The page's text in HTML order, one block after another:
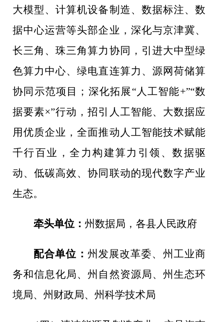
大模型、计算机设备制造、数据标注、数
据中心运营等头部企业，深化与京津冀、
长三角、珠三角算力协同，引进大中型绿
色算力中心、绿电直连算力、源网荷储算
协同示范项目； 深化拓展“人工智能+”“数
据要素×”行动，招引人工智能、大数据应
用优质企业，全面推动人工智能技术赋能
千行百业，全力构建算力引领、数据驱
动、低碳高效、协同联动的现代数字产业
生态。
牵头单位：州数据局 ，各县人民政府
配合单位： 州发展改革委、州工业商
务和信息化局、州自然资源局、州生态环
境局、州财政局、州科学技术局